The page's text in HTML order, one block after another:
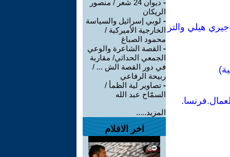
هيلي والتر
-
ديوان 24 شعر / منصور
الريكان
- لوبي إسرائيل والسياسة
الخارجية الأميركية /
محمود الصباغ
- القصة الشاعرة والوعي
الجمعي الحداثي/ مقاربة
في دور القصة الش ... /
ربيحة الرفاعي
- تصاوير لية الظمأ /
السمّاح عبد الله
المزيد.....
اخر الافلام